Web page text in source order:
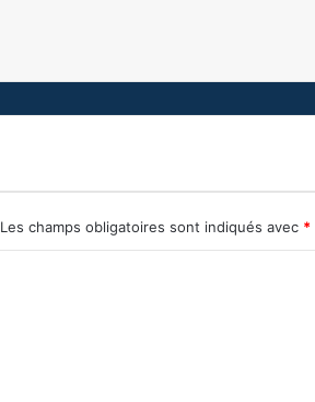
Les champs obligatoires sont indiqués avec *